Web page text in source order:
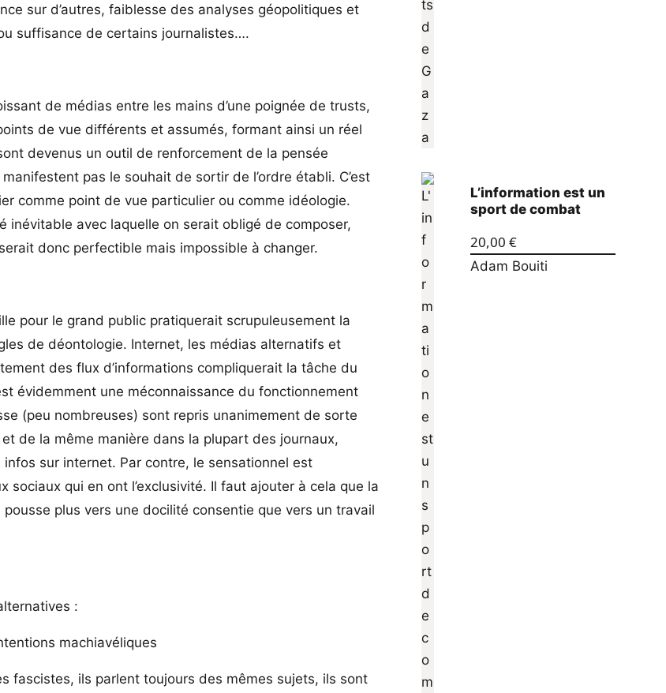
sur d’autres, faiblesse des analyses géopolitiques et
suffisance de certains journalistes….
de médias entre les mains d’une poignée de trusts,
de vue différents et assumés, formant ainsi un réel
devenus un outil de renforcement de la pensée
pas le souhait de sortir de l’ordre établi. C’est
comme point de vue particulier ou comme idéologie.
inévitable avec laquelle on serait obligé de composer,
donc perfectible mais impossible à changer.
pour le grand public pratiquerait scrupuleusement la
de déontologie. Internet, les médias alternatifs et
des flux d’informations compliquerait la tâche du
évidemment une méconnaissance du fonctionnement
(peu nombreuses) sont repris unanimement de sorte
de la même manière dans la plupart des journaux,
sur internet. Par contre, le sensationnel est
qui en ont l’exclusivité. Il faut ajouter à cela que la
plus vers une docilité consentie que vers un travail
:
machiavéliques
fascistes, ils parlent toujours des mêmes sujets, ils sont
L’information est un
sport de combat
20,00 €
Adam Bouiti